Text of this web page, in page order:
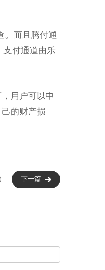
。而且腾付通
支付通道由乐
用户可以申
的财产损
下一篇